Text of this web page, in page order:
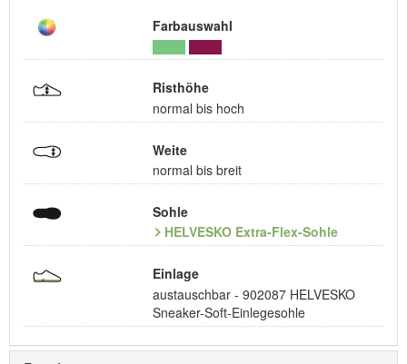
Farbauswahl
Risthöhe
normal bis hoch
Weite
normal bis breit
Sohle
HELVESKO Extra-Flex-Sohle
Einlage
austauschbar - 902087 HELVESKO
Sneaker-Soft-Einlegesohle